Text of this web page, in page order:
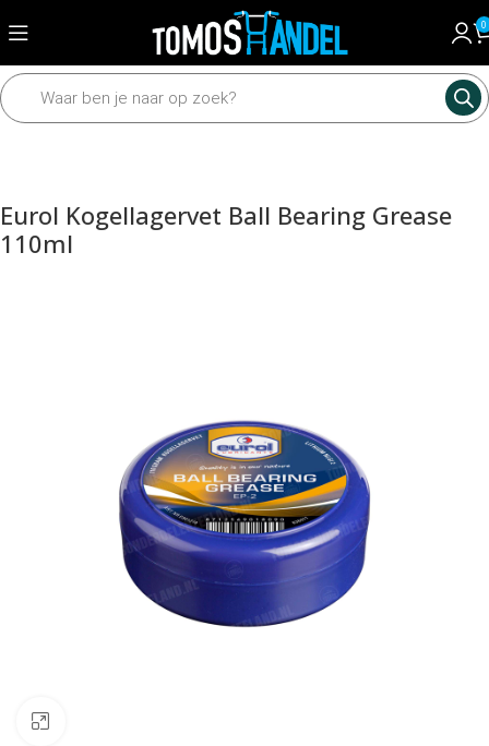
0
Home Mechanisch Wielen en assen Assen en toebehoren
Eurol Kogellagervet Ball Bearing Grease
110ml